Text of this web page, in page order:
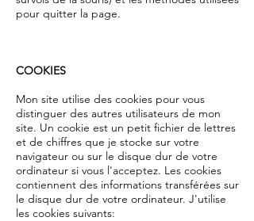
pour quitter la page.
COOKIES
Mon site utilise des cookies pour vous
distinguer des autres utilisateurs de mon
site. Un cookie est un petit fichier de lettres
et de chiffres que je stocke sur votre
navigateur ou sur le disque dur de votre
ordinateur si vous l'acceptez. Les cookies
contiennent des informations transférées sur
le disque dur de votre ordinateur. J'utilise
les cookies suivants: